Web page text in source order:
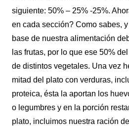
siguiente: 50% – 25% -25%.
en cada sección? Como sabes,
base de nuestra alimentación
las frutas, por lo que ese 50%
de distintos vegetales. Una vez
mitad del plato con verduras,
proteica, ésta la aportan los
o legumbres y en la porción
plato, incluimos nuestra ración